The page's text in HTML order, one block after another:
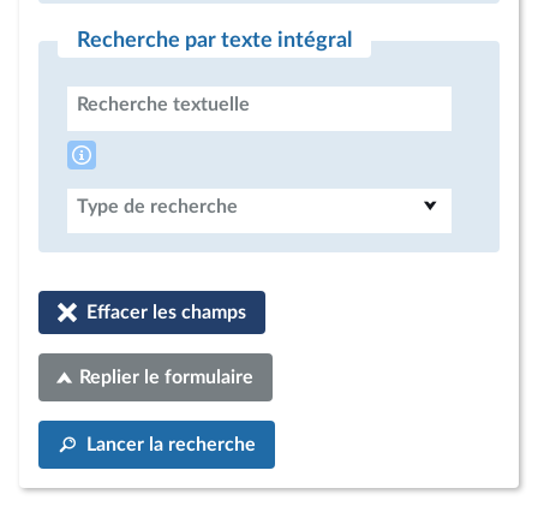
Recherche par texte intégral
Recherche textuelle
Type de recherche
Effacer les champs
Replier le formulaire
Lancer la recherche